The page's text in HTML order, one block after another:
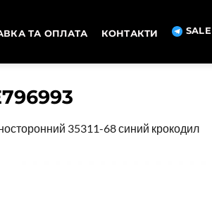
ТА ОПЛАТА КОНТАКТИ SALE
35311-68 синий крокодил